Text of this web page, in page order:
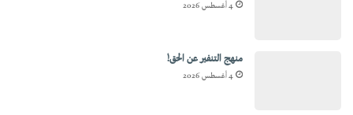
4 أغسطس 2026
منهج التنفير عن الحق!
4 أغسطس 2026